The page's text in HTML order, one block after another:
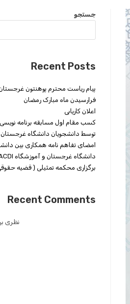
جستجو
Recent Posts
پیام ریاست محترم پوهنتون
فرارسیدن ماه مبارک رمضان
اعلان کاریابی
توسط دانشجویان دانشگاه غرجستان
امضای تفاهم نامه همکاری بین
دانشگاه غرجستان و آموزشگاه ACDI
برگزاری محکمه تمثیلی ( قضیه
Recent Comments
نظری